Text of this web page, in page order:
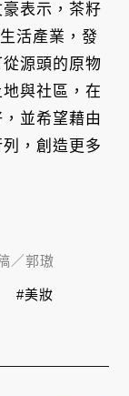
表示，茶籽
活產業，發
源頭的原物
與社區，在
並希望藉由
，創造更多
／郭璈
#美妝